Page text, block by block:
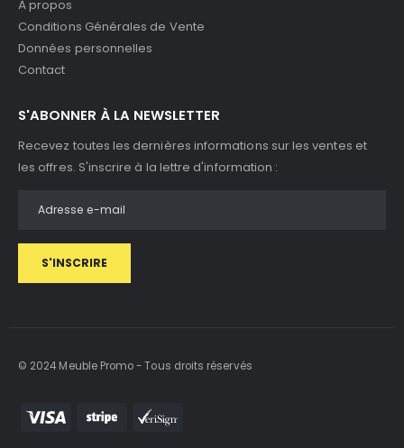
À propos
Conditions Générales de Vente
Données personnelles
Contact
S'ABONNER À LA NEWSLETTER
Recevez toutes les dernières informations sur les ventes et
les offres. S'inscrire à la lettre d'information :
S'INSCRIRE
© 2024 Meuble Promo - Tous droits réservés